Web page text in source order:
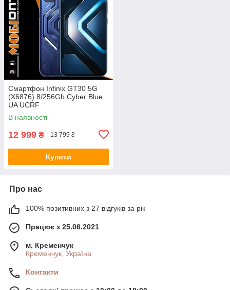
Смартфон Infinix GT30 5G
(X6876) 8/256Gb Cyber Blue
UA UCRF
В наявності
12 999 ₴ 13 799 ₴
Купити
Про нас
100% позитивних з 27 відгуків за рік
Працює з 25.06.2021
м. Кременчук
Кременчук, Україна
Контакти